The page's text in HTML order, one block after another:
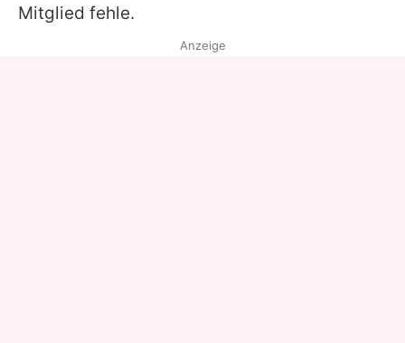
Mitglied fehle.
Anzeige